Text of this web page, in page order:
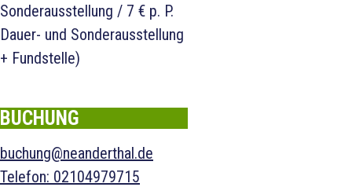
Sonderausstellung / 7 € p. P.
Dauer- und Sonderausstellung
+ Fundstelle)
BUCHUNG
buchung@neanderthal.de
Telefon: 02104979715